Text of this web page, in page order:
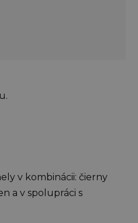
v kombinácii: čierny
a v spolupráci s